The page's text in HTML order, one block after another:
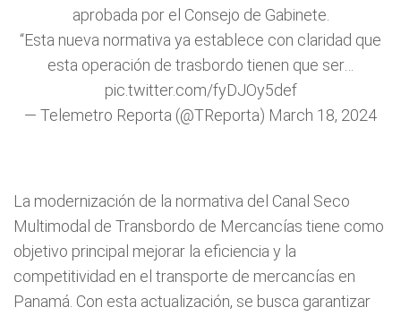
aprobada por el Consejo de Gabinete.
“Esta nueva normativa ya establece con claridad que
esta operación de trasbordo tienen que ser…
pic.twitter.com/fyDJOy5def
— Telemetro Reporta (@TReporta) March 18, 2024
La modernización de la normativa del Canal Seco
Multimodal de Transbordo de Mercancías tiene como
objetivo principal mejorar la eficiencia y la
competitividad en el transporte de mercancías en
Panamá. Con esta actualización, se busca garantizar